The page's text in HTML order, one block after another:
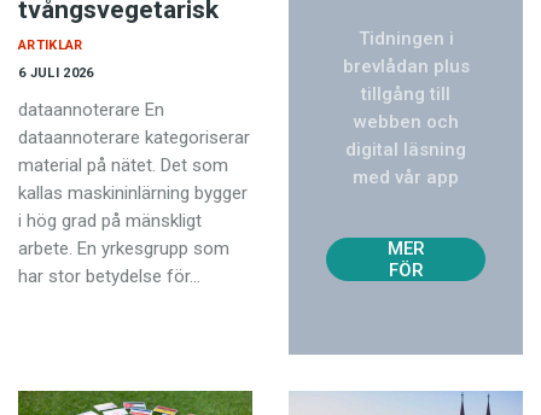
tvångsvegetarisk
6 JULI 2026
ARTIKLAR
dataannoterare En
dataannoterare kategori­serar
material på nätet. Det som
kallas maskininlärning bygger
i hög grad på mänskligt
arbete. En yrkesgrupp som
har stor betydelse för…
Tidningen i
brevlådan plus
tillgång till
webben och
digital läsning
med vår app
MER
FÖR